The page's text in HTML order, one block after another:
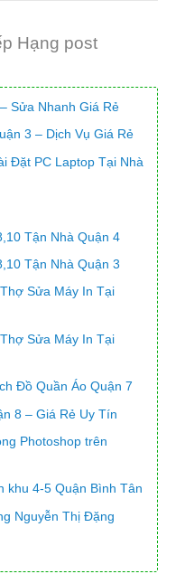
Hạng post
Sửa Nhanh Giá Rẻ
3 – Dịch Vụ Giá Rẻ
Đặt PC Laptop Tại Nhà
Tận Nhà Quận 4
Tận Nhà Quận 3
Sửa Máy In Tại
Sửa Máy In Tại
Đồ Quần Áo Quận 7
8 – Giá Rẻ Uy Tín
Photoshop trên
khu 4-5 Quận Bình Tân
Nguyễn Thị Đặng